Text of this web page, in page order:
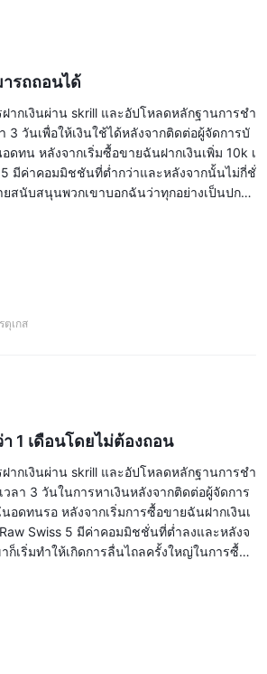
ชีหลักสองประเภท
ดยตรงระหว่างผู้ซื้อและผู้ขาย โดยไม่ต้อง
างหรือการประมวลผลรูปแบบอื่นใด นี่หมาย
dealing desk ซึ่งระบบจะประมวลผลคำสั่ง
วยลดความจำเป็นในการใช้ dealing desk
บเลเวอเรจที่แตกต่างกันขึ้นอยู่กับประเภท
รตลาดที่มีการซื้อขาย สำหรับการซื้อขาย
างสูง - สามารถขึ้นไปได้
ะสูงสุด 1:200 สำหรับบัญชี STP Raw
ยอื่นๆ เช่น โลหะ พลังงาน ดัชนี และหุ้น
Classic และ STP Raw
ว่าเลเวอเรจที่สูงขึ้นจะช่วยเพิ่มผลกำไรได้
ดอร์ควรมีกลยุทธ์การบริหารความเสี่ยงที่คิดมา
ารด้วยบัญชีสองประเภทที่แตกต่างกัน ได้แก่
โดยแต่ละประเภทมีสเปรดและโครงสร้างค่า
พวกเขาได้ออกแบบโครงสร้างเหล่านี้เพื่อ
างการค้าที่หลากหลาย
สเปรดจะถูกตั้งค่าต่ำและไม่มีการเรียกเก็บ
ขายฟอเร็กซ์ โลหะมีค่า และพลังงาน อย่างไร
รถถอนได้
ากเงินผ่าน skrill และอัปโหลดหลักฐานการชำ
3 วันเพื่อให้เงินใช้ได้หลังจากติดต่อผู้จัดการบั
ทน หลังจากเริ่มซื้อขายฉันฝากเงินเพิ่ม 10k เ
5 มีค่าคอมมิชชันที่ต่ำกว่าและหลังจากนั้นไม่กี่ชั่
สนับสนุนพวกเขาบอกฉันว่าทุกอย่างเป็นปกติกั
อนเงินฝาก + ผลกำไร 760 $ หลังจากฉันร
ากการถอนเงินเงินถูกส่งกลับไปยัง Swiss Mar
งของพวกเขาด้วยเหตุผลบางอย่างไม่ดำเนิน
องฉัน 50 $ ฉันโทรหลายครั้งฉันได้ร้องเรียน
งการต่อสู้พวกเขายังคงสอบสวนคดีอยู่ ... ระวั
ที่จริงจังรวมถึงพวกเขาเป็น MM
ตุเกส
1 เดือนโดยไม่ต้องถอน
ากเงินผ่าน skrill และอัปโหลดหลักฐานการชำ
วลา 3 วันในการหาเงินหลังจากติดต่อผู้จัดการ
ดทนรอ หลังจากเริ่มการซื้อขายฉันฝากเงินเ
Swiss 5 มีค่าคอมมิชชั่นที่ต่ำลงและหลังจ
ก็เริ่มทำให้เกิดการลื่นไถลครั้งใหญ่ในการซื้อข
ฝ่ายสนับสนุนพวกเขาบอกว่าทุกอย่างเป็นปก
ใจถอนเงินฝาก + กำไร 760 $ หลังจากที่ฉัน
ลังจากถอนเงินแล้วเงินจะถูกส่งกลับไปยัง Swi
เงินจากบัญชีของฉัน 50 $ ฉันได้โทรไปหลายค